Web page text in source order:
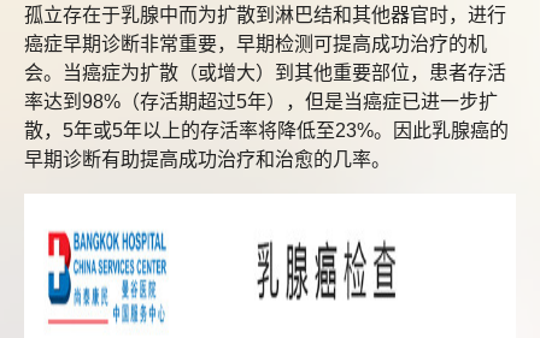
孤立存在于乳腺中而为扩散到淋巴结和其他器官时，进行
癌症早期诊断非常重要，早期检测可提高成功治疗的机
会。当癌症为扩散（或增大）到其他重要部位，患者存活
率达到98%（存活期超过5年），但是当癌症已进一步扩
散，5年或5年以上的存活率将降低至23%。因此乳腺癌的
早期诊断有助提高成功治疗和治愈的几率。